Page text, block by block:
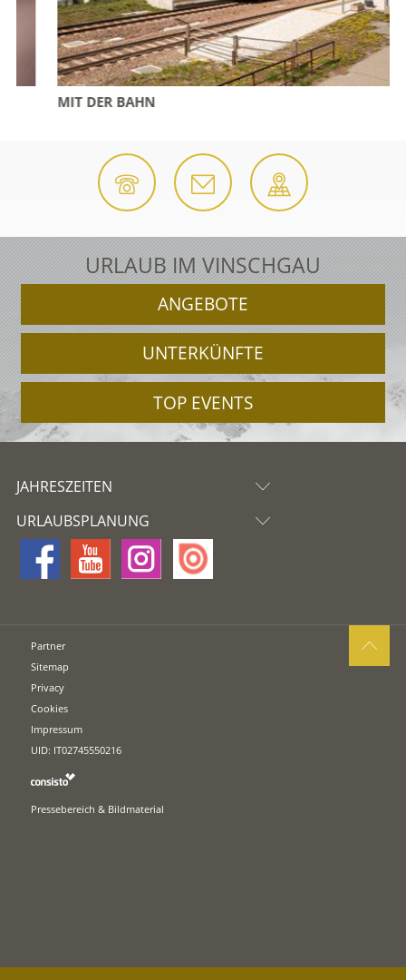
MIT DER BAHN
URLAUB IM VINSCHGAU
ANGEBOTE
UNTERKÜNFTE
TOP EVENTS
JAHRESZEITEN
URLAUBSPLANUNG
Partner
Sitemap
Privacy
Cookies
Impressum
UID: IT02745550216
Pressebereich & Bildmaterial